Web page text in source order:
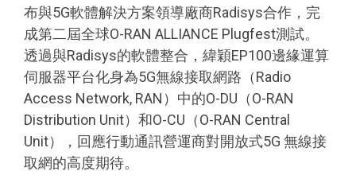
布與5G軟體解決方案領導廠商Radisys合作，完
成第二屆全球O-RAN ALLIANCE Plugfest測試。
透過與Radisys的軟體整合，緯穎EP100邊緣運算
伺服器平台化身為5G無線接取網路（Radio
Access Network, RAN）中的O-DU（O-RAN
Distribution Unit）和O-CU（O-RAN Central
Unit），回應行動通訊營運商對開放式5G 無線接
取網的高度期待。